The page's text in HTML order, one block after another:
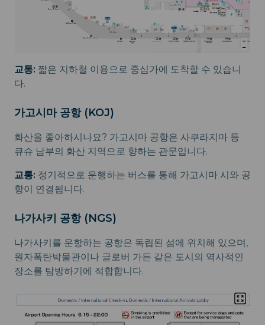
교통: 짧은 지하철 이용으로 중심가에 도착할 수 있습니
다.
가고시마 공항 (KOJ)
화산을 좋아하시나요? 가고시마 공항은 사쿠라지마 등
큐슈 남부의 화산 지역으로 향하는 관문입니다.
교통: 정기적으로 운행하는 버스를 통해 가고시마 시와 공
항이 연결됩니다.
나가사키 공항 (NGS)
나가사키를 운항하는 공항은 독립된 섬에 위치해 있으며,
원자폭탄박물관이나 글로버 가든 같은 도시의 역사적인
장소를 탐방하기에 적합합니다.